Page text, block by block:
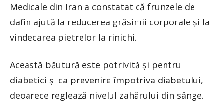
Medicale din Iran a constatat că frunzele de
dafin ajută la reducerea grăsimii corporale și la
vindecarea pietrelor la rinichi.
Această băutură este potrivită și pentru
diabetici și ca prevenire împotriva diabetului,
deoarece reglează nivelul zahărului din sânge.